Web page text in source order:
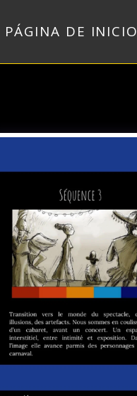
PÁGINA DE INICIO